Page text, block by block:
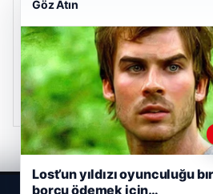
Cengiz Sigorta
23/06/2026
Göz Atın
Lost’un yıldızı oyunculuğu
borcu ödemek için…